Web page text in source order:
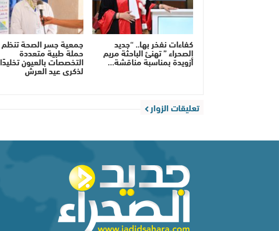
كفاءات نفخر بها.. “جديد
الصحراء ” تهنئ الباحثة مريم
أزويدة بمناسبة مناقشة…
جمعية جسر الصحة تنظم
حملة طبية متعددة
التخصصات بالعيون تخليدًا
لذكرى عيد العرش
تعليقات الزوار